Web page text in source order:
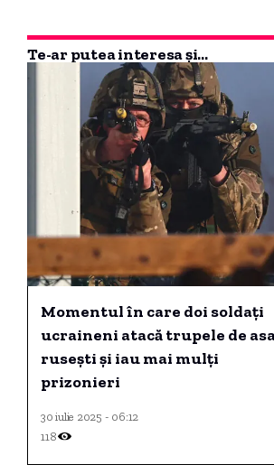
Te-ar putea interesa și...
Momentul în care doi soldați
ucraineni atacă trupele de
rusești și iau mai mulți
prizonieri
30 iulie 2025 - 06:12
118